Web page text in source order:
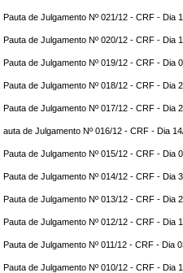
Pauta de Julgamento Nº 021/12 - CRF - Dia
Pauta de Julgamento Nº 020/12 - CRF - Dia
Pauta de Julgamento Nº 019/12 - CRF - Dia
Pauta de Julgamento Nº 018/12 - CRF - Dia
Pauta de Julgamento Nº 017/12 - CRF - Dia
auta de Julgamento Nº 016/12 - CRF - Dia
Pauta de Julgamento Nº 015/12 - CRF - Dia
Pauta de Julgamento Nº 014/12 - CRF - Dia
Pauta de Julgamento Nº 013/12 - CRF - Dia
Pauta de Julgamento Nº 012/12 - CRF - Dia
Pauta de Julgamento Nº 011/12 - CRF - Dia
Pauta de Julgamento Nº 010/12 - CRF - Dia